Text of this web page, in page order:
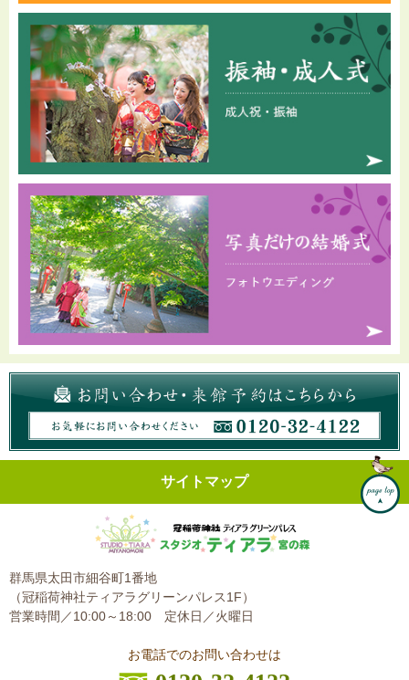
サイトマップ
群馬県太田市細谷町1番地
（冠稲荷神社ティアラグリーンパレス1F）
営業時間／10:00～18:00 定休日／火曜日
お電話でのお問い合わせは